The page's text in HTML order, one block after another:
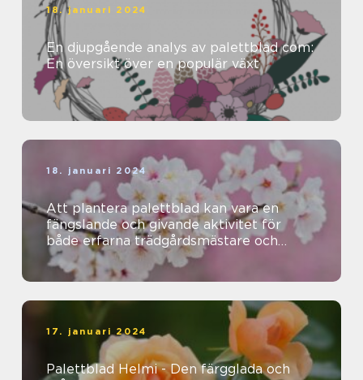
18. januari 2024
En djupgående analys av palettblad com:
En översikt över en populär växt
18. januari 2024
Att plantera palettblad kan vara en
fängslande och givande aktivitet för
både erfarna trädgårdsmästare och
nybörjare
17. januari 2024
Palettblad Helmi - Den färgglada och